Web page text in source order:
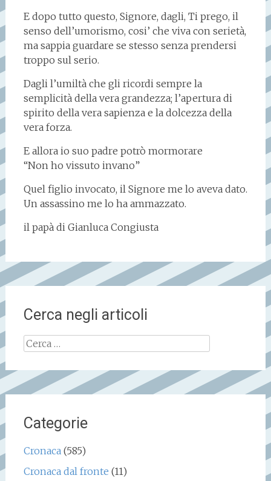
E dopo tutto questo, Signore, dagli, Ti prego, il
senso dell’umorismo, cosi’ che viva con serietà,
ma sappia guardare se stesso senza prendersi
troppo sul serio.
Dagli l’umiltà che gli ricordi sempre la
semplicità della vera grandezza; l’apertura di
spirito della vera sapienza e la dolcezza della
vera forza.
E allora io suo padre potrò mormorare
“Non ho vissuto invano”
Quel figlio invocato, il Signore me lo aveva dato.
Un assassino me lo ha ammazzato.
il papà di Gianluca Congiusta
Cerca negli articoli
Ricerca
Categorie
Cronaca(585)
Cronaca dal fronte (11)